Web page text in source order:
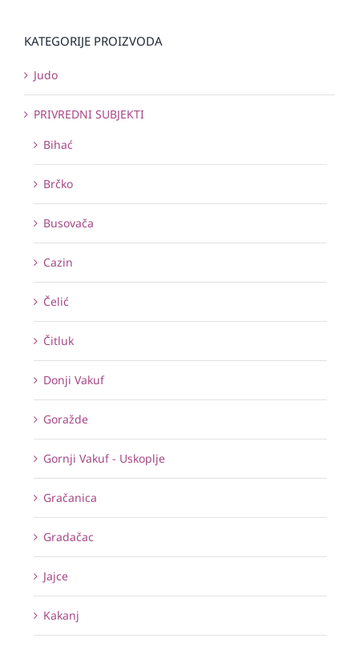
KATEGORIJE PROIZVODA
Judo
PRIVREDNI SUBJEKTI
Bihać
Brčko
Busovača
Cazin
Čelić
Čitluk
Donji Vakuf
Goražde
Gornji Vakuf - Uskoplje
Gračanica
Gradačac
Jajce
Kakanj